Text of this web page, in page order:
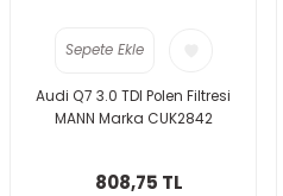
Sepete Ekle
Audi Q7 3.0 TDI Polen Filtresi
MANN Marka CUK2842
808,75 TL